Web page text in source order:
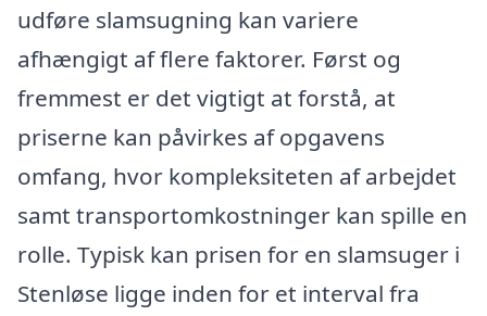
udføre slamsugning kan variere
afhængigt af flere faktorer. Først og
fremmest er det vigtigt at forstå, at
priserne kan påvirkes af opgavens
omfang, hvor kompleksiteten af arbejdet
samt transportomkostninger kan spille en
rolle. Typisk kan prisen for en slamsuger i
Stenløse ligge inden for et interval fra